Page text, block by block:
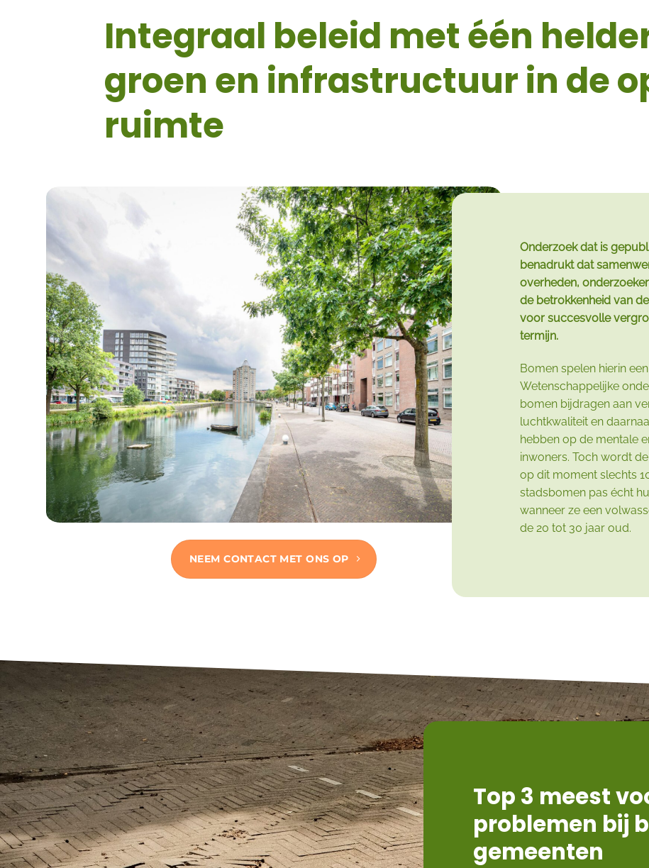
Integraal beleid met één
groen en infrastructuur in de
ruimte
NEEM CONTACT MET ONS OP
Onderzoek dat is
benadrukt dat
overheden,
de betrokkenheid van
voor succesvolle
termijn.
Bomen spelen hierin
Wetenschappelijke
bomen bijdragen aan
luchtkwaliteit en
hebben op de mentale
inwoners. Toch wordt
op dit moment slechts
stadsbomen pas écht
wanneer ze een
de 20 tot 30 jaar oud.
Top 3 meest
problemen bij
gemeenten